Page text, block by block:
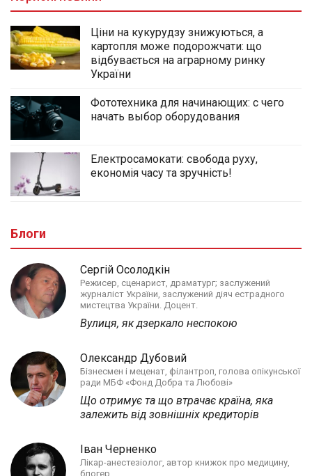
Ціни на кукурудзу знижуються, а
картопля може подорожчати: що
відбувається на аграрному ринку
України
Фототехника для начинающих: с чего
начать выбор оборудования
Електросамокати: свобода руху,
економія часу та зручність!
Блоги
Сергій Осолодкін
Режисер, сценарист, драматург; заслужений
журналіст України, заслужений діяч естрадного
мистецтва України. Доцент.
Вулиця, як дзеркало неспокою
Олександр Дубовий
Бізнесмен і меценат, філантроп, голова опікунської
ради МБФ «Фонд Добра та Любові»
Що отримує та що втрачає країна, яка
залежить від зовнішніх кредиторів
Іван Черненко
Лікар-анестезіолог, автор книжок про медицину,
блогер.